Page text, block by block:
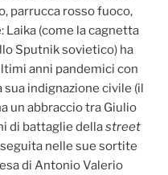
parrucca rosso fuoco,
(come la cagnetta
Sputnik sovietico) ha
anni pandemici con
indignazione civile (il
un abbraccio tra Giulio
di battaglie dellastreet
nelle sue sortite
di Antonio Valerio